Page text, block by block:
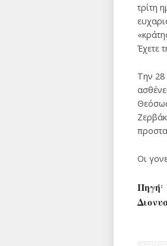
τρίτη
Έχετε
Την
Οι
Πηγή: